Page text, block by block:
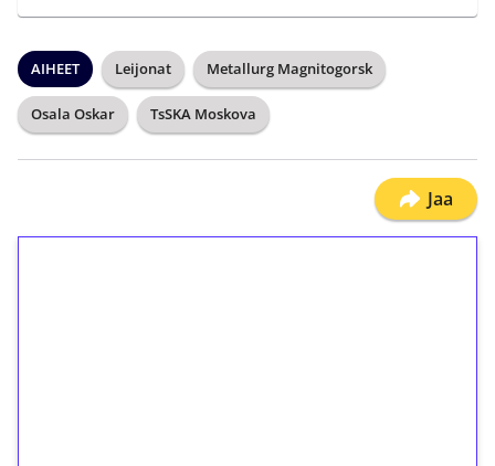
AIHEET Leijonat Metallurg Magnitogorsk
Osala Oskar TsSKA Moskova
Jaa